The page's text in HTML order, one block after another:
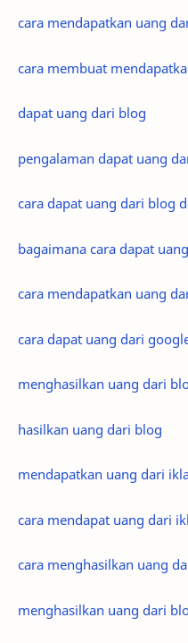
cara mendapatkan uang
cara membuat
dapat uang dari blog
pengalaman dapat uang
cara dapat uang dari blog
bagaimana cara dapat
cara mendapatkan uang
cara dapat uang dari
menghasilkan uang dari
hasilkan uang dari blog
mendapatkan uang dari
cara mendapat uang dari
cara menghasilkan uang
menghasilkan uang dari